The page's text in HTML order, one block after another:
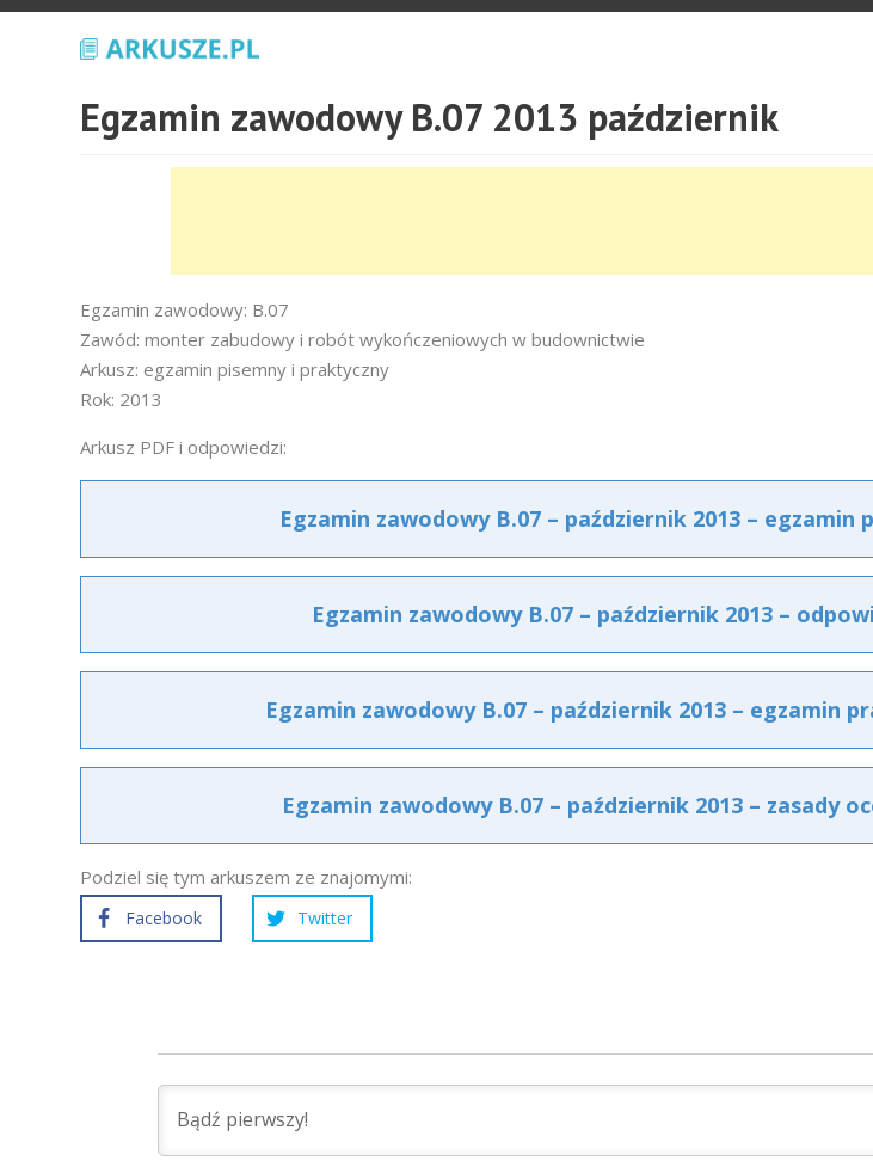
Egzamin zawodowy B.07 2013 październik
Egzamin zawodowy: B.07
Zawód: monter zabudowy i robót wykończeniowych w budownictwie
Arkusz: egzamin pisemny i praktyczny
Rok: 2013
Arkusz PDF i odpowiedzi:
Egzamin zawodowy B.07 – październik 2013 – egzamin
Egzamin zawodowy B.07 – październik 2013 –
Egzamin zawodowy B.07 – październik 2013 – egzamin
Egzamin zawodowy B.07 – październik 2013 – zasady
Podziel się tym arkuszem ze znajomymi:
Facebook Twitter